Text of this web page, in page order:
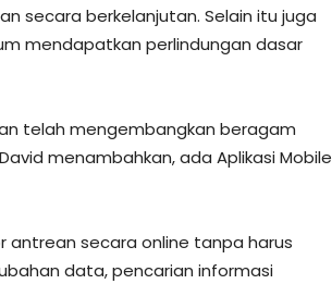
secara berkelanjutan. Selain itu juga
mendapatkan perlindungan dasar
telah mengembangkan beragam
menambahkan, ada Aplikasi Mobile
antrean secara online tanpa harus
data, pencarian informasi